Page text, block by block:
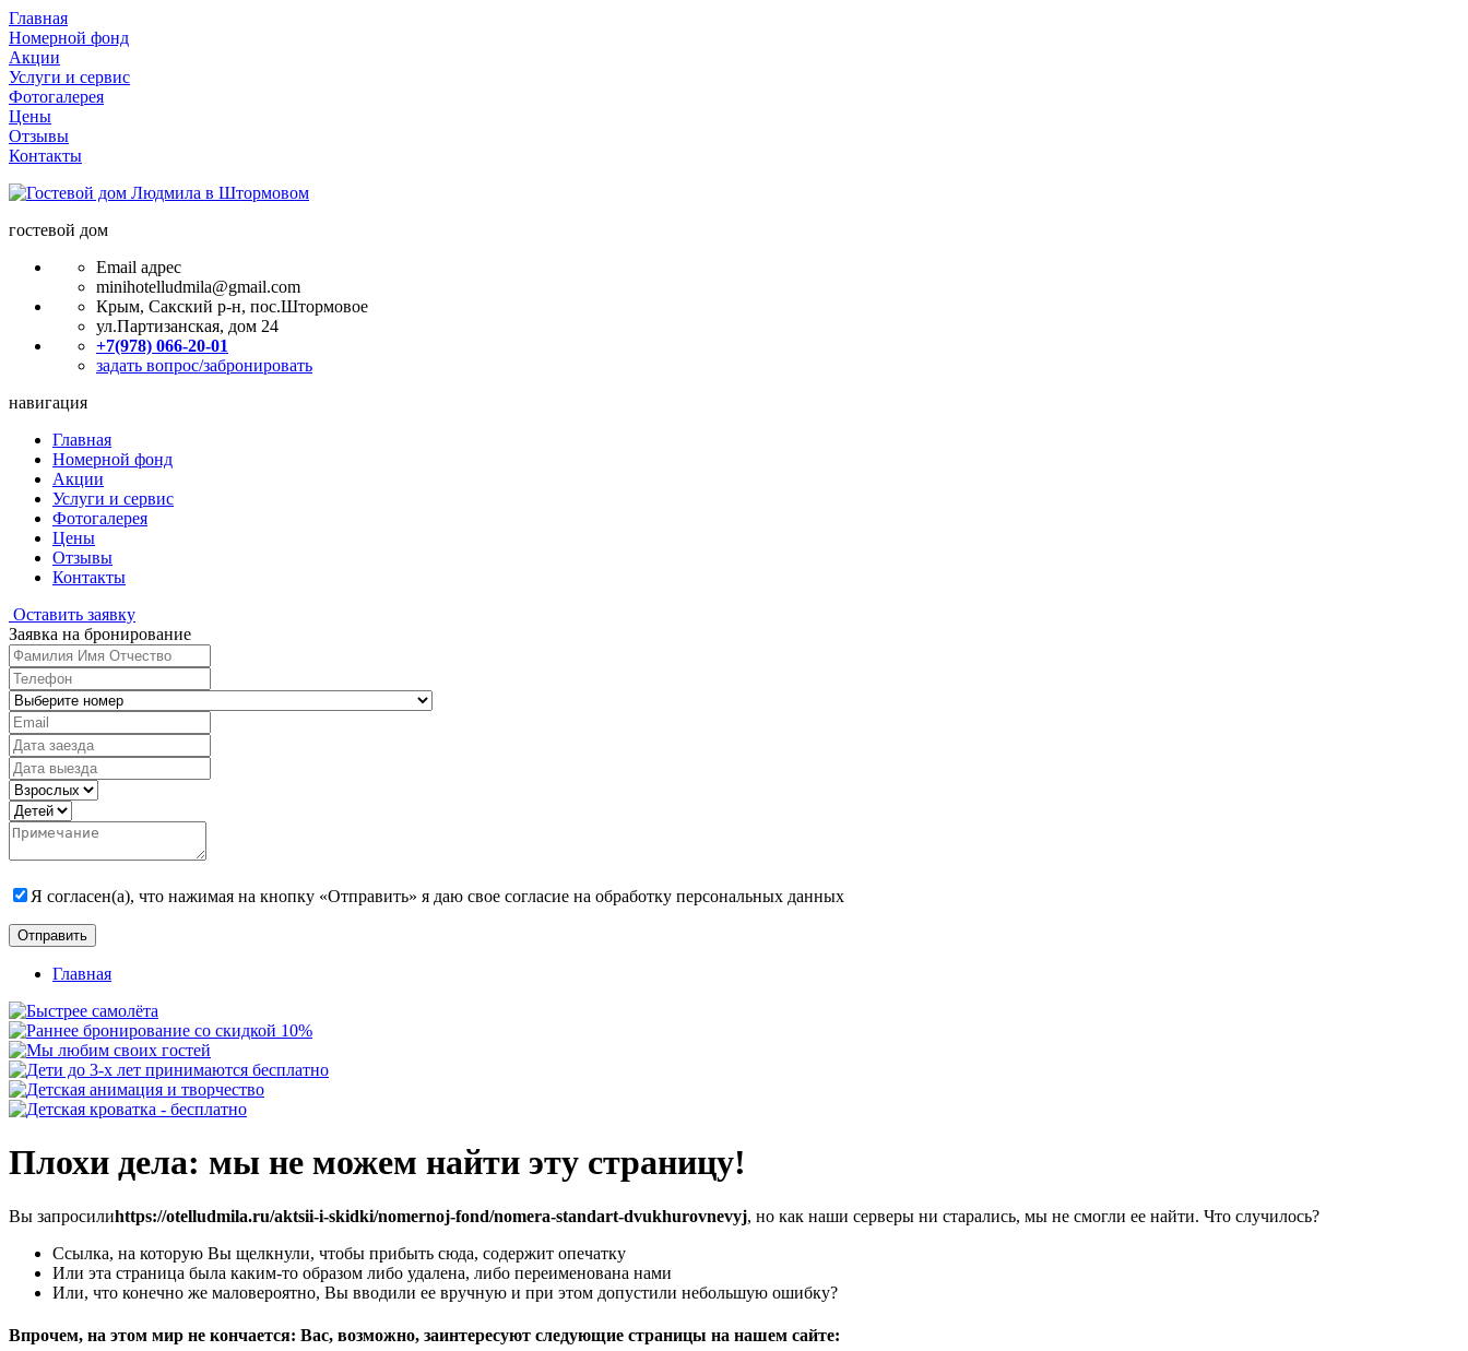
Главная
Номерной фонд
Акции
Услуги и сервис
Фотогалерея
Цены
Отзывы
Контакты
гостевой дом
Email адрес
minihotelludmila@gmail.com
Крым, Сакский р-н, пос.Штормовое
ул.Партизанская, дом 24
+7(978) 066-20-01
задать вопрос/забронировать
навигация
Главная
Номерной фонд
Акции
Услуги и сервис
Фотогалерея
Цены
Отзывы
Контакты
Оставить заявку
Заявка на бронирование
Я согласен(а), что нажимая на кнопку «Отправить» я даю свое согласие на обработку персональных данных
Главная
Плохи дела: мы не можем найти эту страницу!
Вы запросилиhttps://otelludmila.ru/aktsii-i-skidki/nomernoj-fond/nomera-standart-dvukhurovnevyj, но как наши серверы ни старались, мы не смогли ее найти. Что случилось?
Ссылка, на которую Вы щелкнули, чтобы прибыть сюда, содержит опечатку
Или эта страница была каким-то образом либо удалена, либо переименована нами
Или, что конечно же маловероятно, Вы вводили ее вручную и при этом допустили небольшую ошибку?
Впрочем, на этом мир не кончается: Вас, возможно, заинтересуют следующие страницы на нашем сайте: